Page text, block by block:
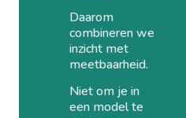
Daarom
combineren we
inzicht met
meetbaarheid.
Niet om je in
een model te